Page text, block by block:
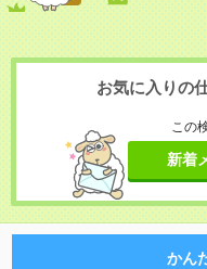
お気に入りの
この
新着
かん